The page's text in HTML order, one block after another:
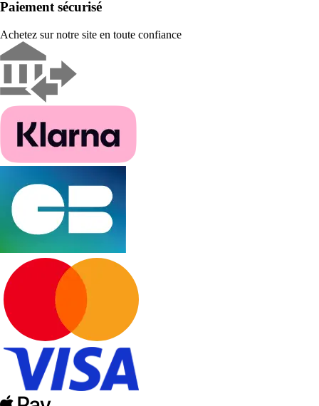
Paiement sécurisé
Achetez sur notre site en toute confiance